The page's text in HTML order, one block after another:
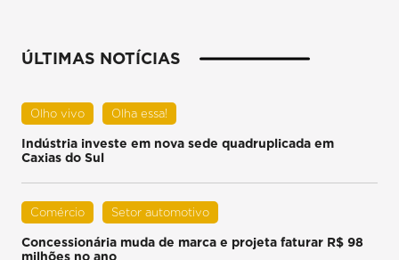
ÚLTIMAS NOTÍCIAS
Olho vivo Olha essa!
Indústria investe em nova sede quadruplicada em
Caxias do Sul
Comércio Setor automotivo
Concessionária muda de marca e projeta faturar R$ 98
milhões no ano